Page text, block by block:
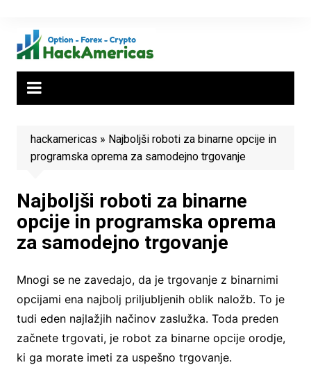
content
hackamericas » Najboljši roboti za binarne opcije in
programska oprema za samodejno trgovanje
Najboljši roboti za binarne
opcije in programska oprema
za samodejno trgovanje
Mnogi se ne zavedajo, da je trgovanje z binarnimi
opcijami ena najbolj priljubljenih oblik naložb. To je
tudi eden najlažjih načinov zaslužka. Toda preden
začnete trgovati, je robot za binarne opcije orodje,
ki ga morate imeti za uspešno trgovanje.